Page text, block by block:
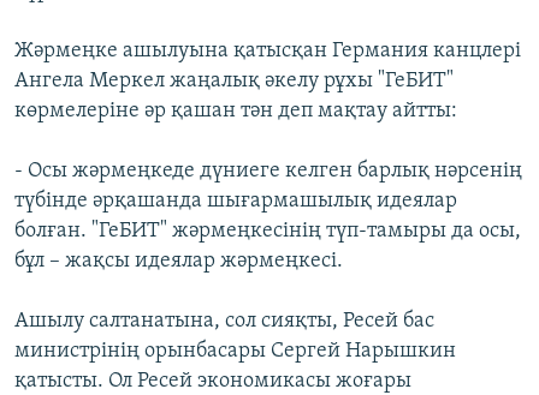
Жәрмеңке ашылуына қатысқан Германия канцлері
Ангела Меркел жаңалық әкелу рұхы "ГеБИТ"
көрмелеріне әр қашан тән деп мақтау айтты:
- Осы жәрмеңкеде дүниеге келген барлық нәрсенің
түбінде әрқашанда шығармашылық идеялар
болған. "ГеБИТ" жәрмеңкесінің түп-тамыры да осы,
бұл – жақсы идеялар жәрмеңкесі.
Ашылу салтанатына, сол сияқты, Ресей бас
министрінің орынбасары Сергей Нарышкин
қатысты. Ол Ресей экономикасы жоғары